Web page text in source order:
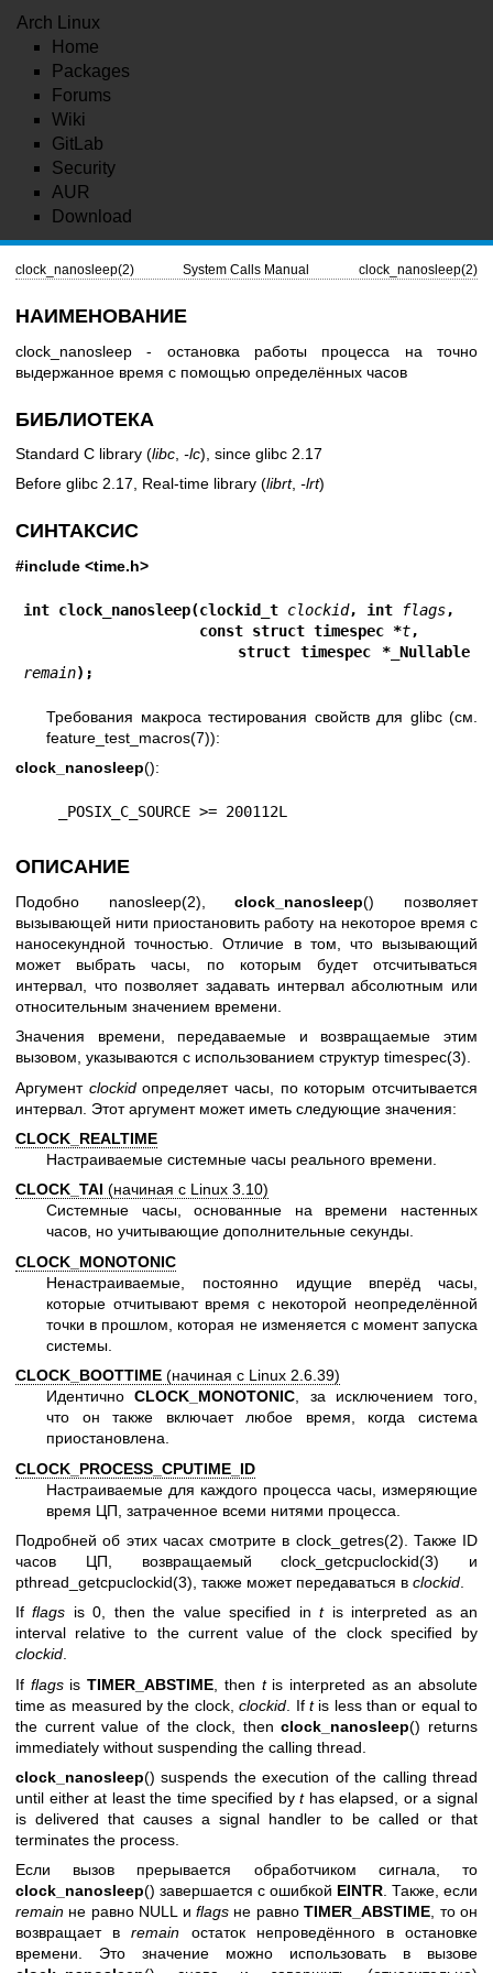
Arch Linux
Home
Packages
Forums
Wiki
GitLab
Security
AUR
Download
clock_nanosleep(2) System Calls Manual clock_nanosleep(2)
НАИМЕНОВАНИЕ
clock_nanosleep - остановка работы процесса на точно
выдержанное время с помощью определённых часов
БИБЛИОТЕКА
Standard C library (libc -lc), since glibc 2.17
Before glibc 2.17, Real-time library (librt, -lrt)
СИНТАКСИС
#include <time.h>
int clock_nanosleep(clockid_t clockid, int flags,
                    const struct timespec *
t,
remain);
Требования макроса тестирования свойств для glibc (см.
feature_test_macros(7)):
clock_nanosleep():
    _POSIX_C_SOURCE >= 200112L
ОПИСАНИЕ
Подобно nanosleep(2) ,clock_nanosleep() позволяет
вызывающей нити приостановить работу на некоторое время с
наносекундной точностью. Отличие в том, что вызывающий
может выбрать часы, по которым будет отсчитываться
интервал, что позволяет задавать интервал абсолютным или
относительным значением времени.
Значения времени, передаваемые и возвращаемые этим
вызовом, указываются с использованием структур timespec(3)
Аргумент clockidопределяет часы, по которым отсчитывается
интервал. Этот аргумент может иметь следующие значения:
CLOCK_REALTIME
Настраиваемые системные часы реального времени.
CLOCK_TAI (начиная с Linux 3.10)
Системные часы, основанные на времени настенных
часов, но учитывающие дополнительные секунды.
CLOCK_MONOTONIC
Ненастраиваемые, постоянно идущие вперёд часы,
которые отчитывают время с некоторой неопределённой
точки в прошлом, которая не изменяется с момент запуска
системы.
CLOCK_BOOTTIME (начиная с Linux 2.6.39)
ИдентичноCLOCK_MONOTONIC , за исключением того,
что он также включает любое время, когда система
приостановлена.
CLOCK_PROCESS_CPUTIME_ID
Настраиваемые для каждого процесса часы, измеряющие
время ЦП, затраченное всеми нитями процесса.
Подробней об этих часах смотрите в clock_getres(2) . Также ID
часов ЦП, возвращаемыйclock_getcpuclockid(3) и
pthread_getcpuclockid(3) , также может передаваться в clockid
Ifflags is 0, then the value specified intis interpreted as an
interval relative to the current value of the clock specified by
clockid.
If flagsisTIMER_ABSTIME , then tis interpreted as an absolute
time as measured by the clock,clockid . If tis less than or equal to
the current value of the clock, thenclock_nanosleep() returns
immediately without suspending the calling thread.
clock_nanosleep() suspends the execution of the calling thread
until either at least the time specified bythas elapsed, or a signal
is delivered that causes a signal handler to be called or that
terminates the process.
Если вызов прерывается обработчиком сигнала, то
clock_nanosleep() завершается с ошибкой EINTR. Также, если
remain не равно NULL и flags не равноTIMER_ABSTIME, то он
возвращает вremain остаток непроведённого в остановке
времени. Это значение можно использовать в вызове